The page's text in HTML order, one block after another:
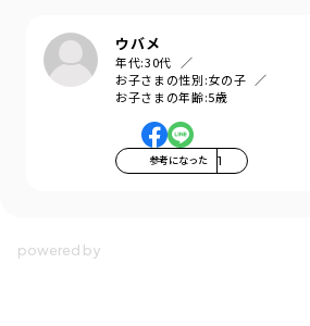
ウバメ
年代:30代
お子さまの性別:女の子
お子さまの年齢:5歳
参考になった 1